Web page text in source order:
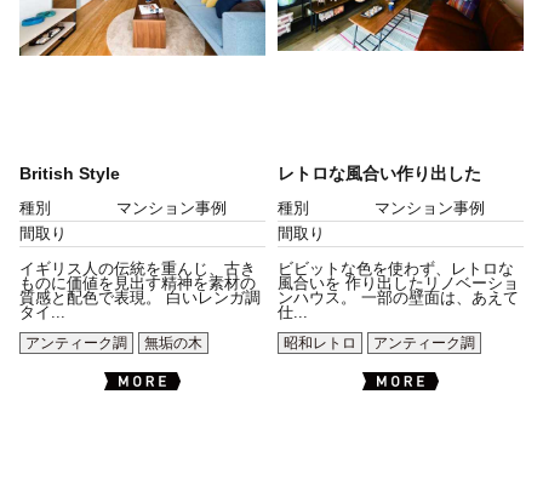
British Style
種別
マンション事例
間取り
イギリス人の伝統を重んじ、古き
ものに価値を見出す精神を素材の
質感と配色で表現。 白いレンガ調
タイ...
アンティーク調
無垢の木
レトロな風合い作り出した
種別
マンション事例
間取り
ビビットな色を使わず、レトロな
風合いを 作り出したリノベーショ
ンハウス。 一部の壁面は、あえて
仕...
昭和レトロ
アンティーク調